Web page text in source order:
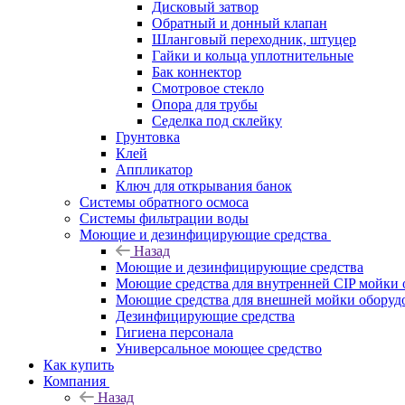
Дисковый затвор
Обратный и донный клапан
Шланговый переходник, штуцер
Гайки и кольца уплотнительные
Бак коннектор
Смотровое стекло
Опора для трубы
Седелка под склейку
Грунтовка
Клей
Аппликатор
Ключ для открывания банок
Системы обратного осмоса
Системы фильтрации воды
Моющие и дезинфицирующие средства
Назад
Моющие и дезинфицирующие средства
Моющие средства для внутренней CIP мойки
Моющие средства для внешней мойки
Дезинфицирующие средства
Гигиена персонала
Универсальное моющее средство
Как купить
Компания
Назад